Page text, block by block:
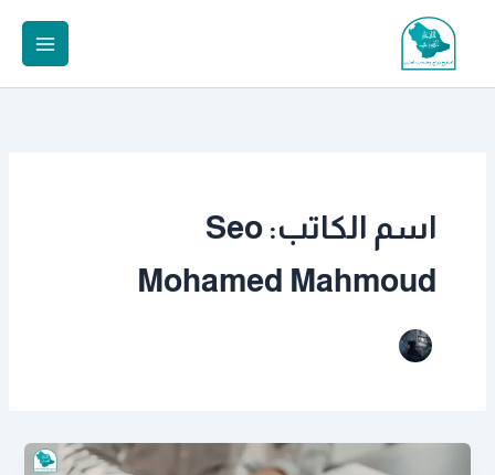
المحتوى
اسم الكاتب: Seo
Mohamed Mahmoud